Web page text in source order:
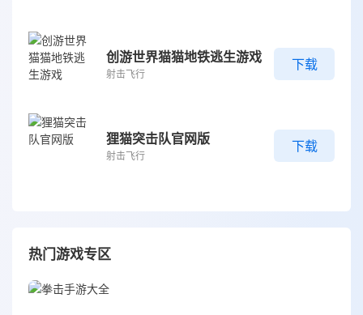
创游世界猫猫地铁逃生游戏
射击飞行
下载
狸猫突击队官网版
射击飞行
下载
热门游戏专区